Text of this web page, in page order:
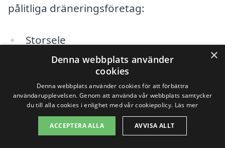
pålitliga dräneringsföretag:
Storsele
Hemavan
Torsby
Laxå
×
Denna webbplats använder
cookies
Denna webbplats använder cookies för att förbättra
användarupplevelsen. Genom att använda vår webbplats samtycker
du till alla cookies i enlighet med vår cookiepolicy. Läs mer
ACCEPTERA ALLA AVVISA ALLT